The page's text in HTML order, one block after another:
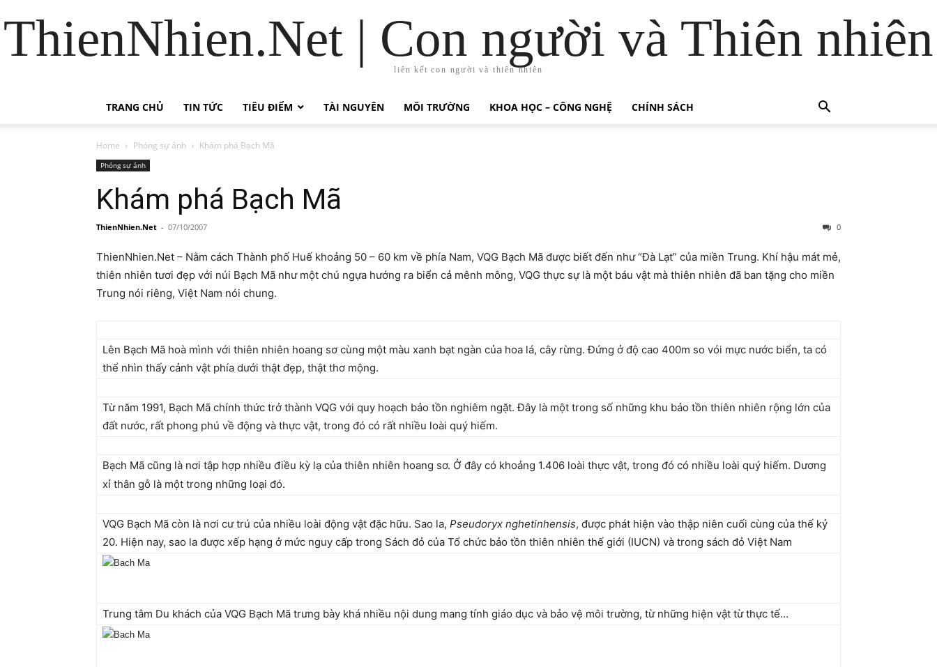
ThienNhien.Net | Con người và Thiên nhiên
liên kết con người và thiên nhiên
TRANG CHỦ TIN TỨC TIÊU ĐIỂM TÀI NGUYÊN MÔI TRƯỜNG KHOA HỌC – CÔNG NGHỆ CHÍNH SÁCH
Home Phóng sự ảnh Khám phá Bạch Mã
Phóng sự ảnh
Khám phá Bạch Mã
ThienNhien.Net - 07/10/2007 0
ThienNhien.Net – Nằm cách Thành phố Huế khoảng 50 – 60 km về phía Nam, VQG Bạch Mã được biết đến như “Đà Lạt” của miền Trung. Khí hậu mát mẻ,
thiên nhiên tươi đẹp với núi Bạch Mã như một chú ngựa hướng ra biển cả mênh mông, VQG thực sự là một báu vật mà thiên nhiên đã ban tặng cho miền
Trung nói riêng, Việt Nam nói chung.
Lên Bạch Mã hoà mình với thiên nhiên hoang sơ cùng một màu xanh bạt ngàn của hoa lá, cây rừng. Đứng ở độ cao 400m so vói mực nước biển, ta có
thể nhìn thấy cảnh vật phía dưới thật đẹp, thật thơ mộng.
Từ năm 1991, Bạch Mã chính thức trở thành VQG với quy hoạch bảo tồn nghiêm ngặt. Đây là một trong số những khu bảo tồn thiên nhiên rộng lớn của
đất nước, rất phong phú về động và thực vật, trong đó có rất nhiều loài quý hiếm.
Bạch Mã cũng là nơi tập hợp nhiều điều kỳ lạ của thiên nhiên hoang sơ. Ở đây có khoảng 1.406 loài thực vật, trong đó có nhiều loài quý hiếm. Dương
xỉ thân gỗ là một trong những loại đó.
VQG Bạch Mã còn là nơi cư trú của nhiều loài động vật đặc hữu. Sao la, Pseudoryx nghetinhensis, được phát hiện vào thập niên cuối cùng của thế kỷ
20. Hiện nay, sao la được xếp hạng ở mức nguy cấp trong Sách đỏ của Tổ chức bảo tồn thiên nhiên thế giới (IUCN) và trong sách đỏ Việt Nam
Trung tâm Du khách của VQG Bạch Mã trưng bày khá nhiều nội dung mang tính giáo dục và bảo vệ môi trường, từ những hiện vật từ thực tế…